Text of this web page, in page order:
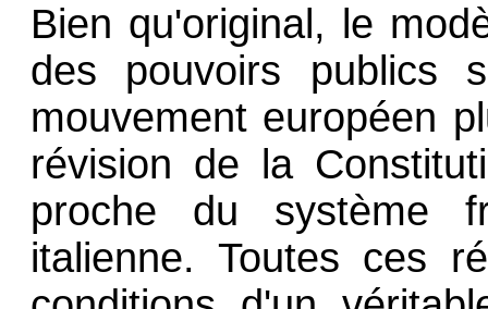
Bien qu'original, le
des pouvoirs publics
mouvement européen
révision de la
proche du système
italienne. Toutes ces